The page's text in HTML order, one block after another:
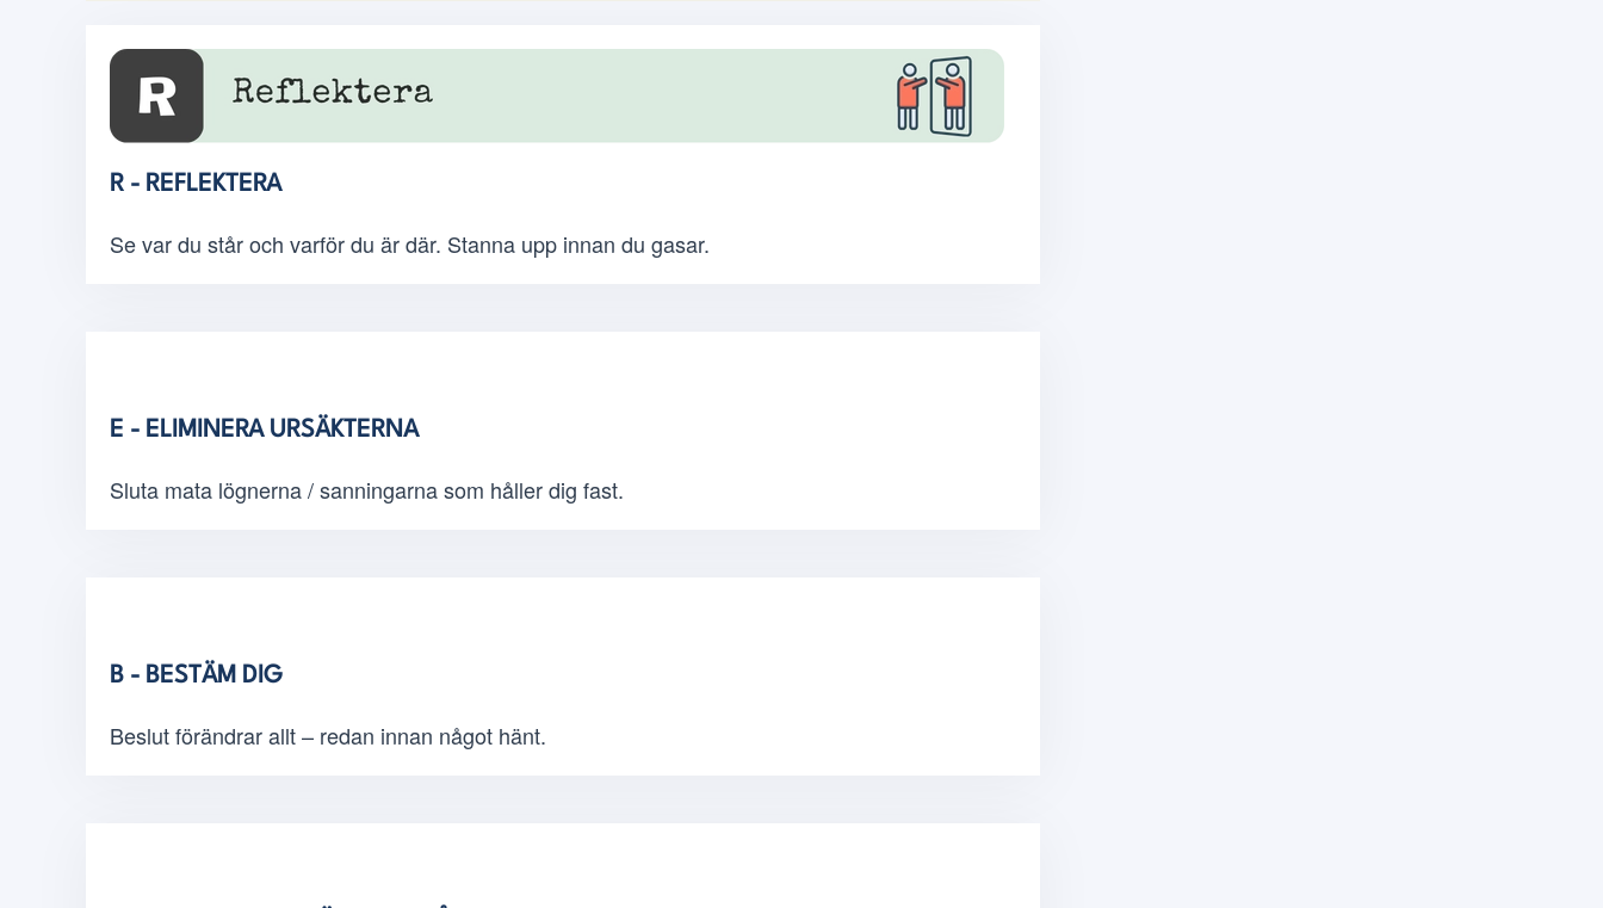
R - REFLEKTERA
Se var du står och varför du är där. Stanna upp innan du gasar.
E - ELIMINERA URSÄKTERNA
Sluta mata lögnerna / sanningarna som håller dig fast.
B - BESTÄM DIG
Beslut förändrar allt – redan innan något hänt.